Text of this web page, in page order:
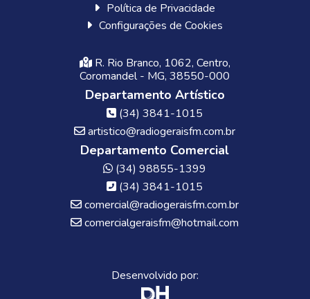
Política de Privacidade
Configurações de Cookies
R. Rio Branco, 1062, Centro,
Coromandel - MG, 38550-000
Departamento Artístico
(34) 3841-1015
artistico@radiogeraisfm.com.br
Departamento Comercial
(34) 98855-1399
(34) 3841-1015
comercial@radiogeraisfm.com.br
comercialgeraisfm@hotmail.com
Desenvolvido por: